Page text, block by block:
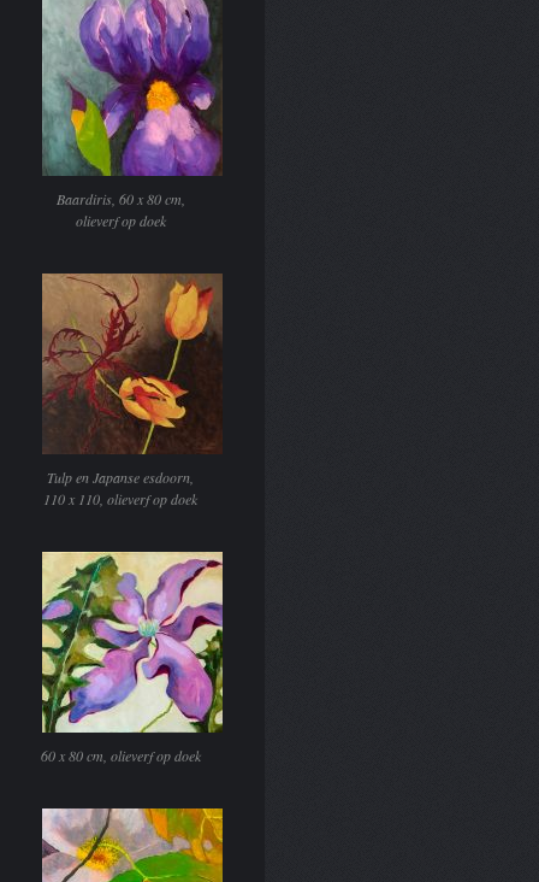
Baardiris, 60 x 80 cm,
olieverf op doek
Tulp en Japanse esdoorn,
110 x 110, olieverf op doek
60 x 80 cm, olieverf op doek